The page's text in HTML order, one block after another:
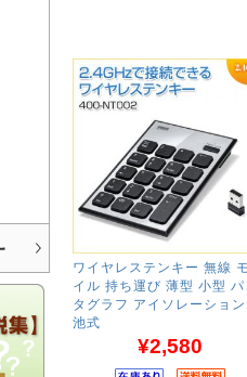
ワイヤレステンキー 無線
イル 持ち運び 薄型 小型 パ
タグラフ アイソレーショ
池式
¥2,580